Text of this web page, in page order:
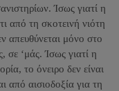
Ίσως γιατί η
από τη σκοτεινή νιότη
απευθύνεται μόνο στο
σε ‘μάς. Ίσως γιατί η
το όνειρο δεν είναι
από αισιοδοξία για τη